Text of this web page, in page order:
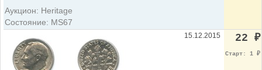
Аукцион: Heritage
Состояние: MS67
15.12.2015 22 ₽
Старт: 1 ₽